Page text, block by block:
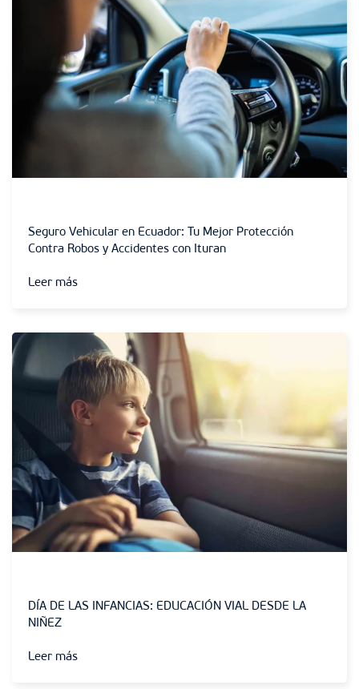
Seguro Vehicular en Ecuador: Tu Mejor Protección
Contra Robos y Accidentes con Ituran
Leer más
DÍA DE LAS INFANCIAS: EDUCACIÓN VIAL DESDE LA
NIÑEZ
Leer más